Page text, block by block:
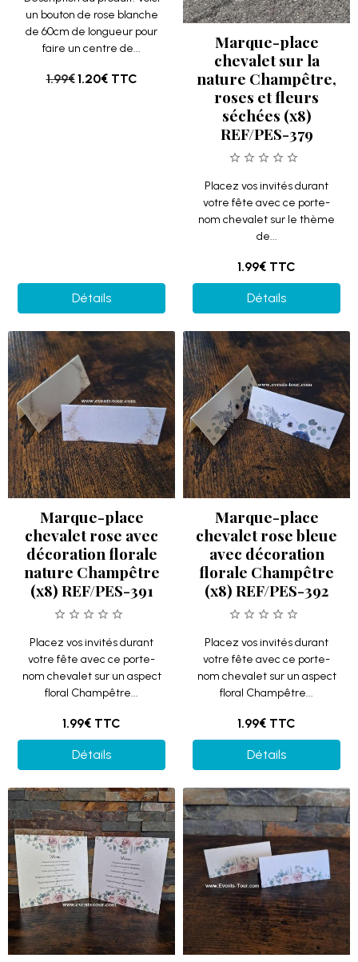
un bouton de rose blanche
de 60cm de longueur pour
faire un centre de...
1.99€1.20€ TTC
Détails
Marque-place
chevalet sur la
nature Champêtre,
roses et fleurs
séchées (x8)
REF/PES-379
Placez vos invités durant
votre fête avec ce porte-
nom chevalet sur le thème
de...
1.99€ TTC
Détails
Marque-place
chevalet rose avec
décoration florale
nature Champêtre
(x8) REF/PES-391
Placez vos invités durant
votre fête avec ce porte-
nom chevalet sur un aspect
floral Champêtre...
1.99€ TTC
Détails
Marque-place
chevalet rose bleue
avec décoration
florale Champêtre
(x8) REF/PES-392
Placez vos invités durant
votre fête avec ce porte-
nom chevalet sur un aspect
floral Champêtre...
1.99€ TTC
Détails